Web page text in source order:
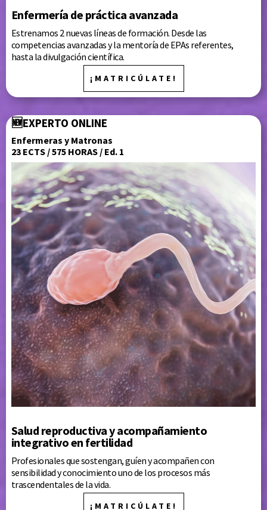
Enfermería de práctica avanzada
Estrenamos 2 nuevas líneas de formación. Desde las
competencias avanzadas y la mentoría de EPAs referentes,
hasta la divulgación científica.
¡MATRICÚLATE!
🆕EXPERTO ONLINE
Enfermeras y Matronas
23 ECTS / 575 HORAS / Ed. 1
Salud reproductiva y acompañamiento
integrativo en fertilidad
Profesionales que sostengan, guíen y acompañen con
sensibilidad y conocimiento uno de los procesos más
trascendentales de la vida.
¡MATRICÚLATE!